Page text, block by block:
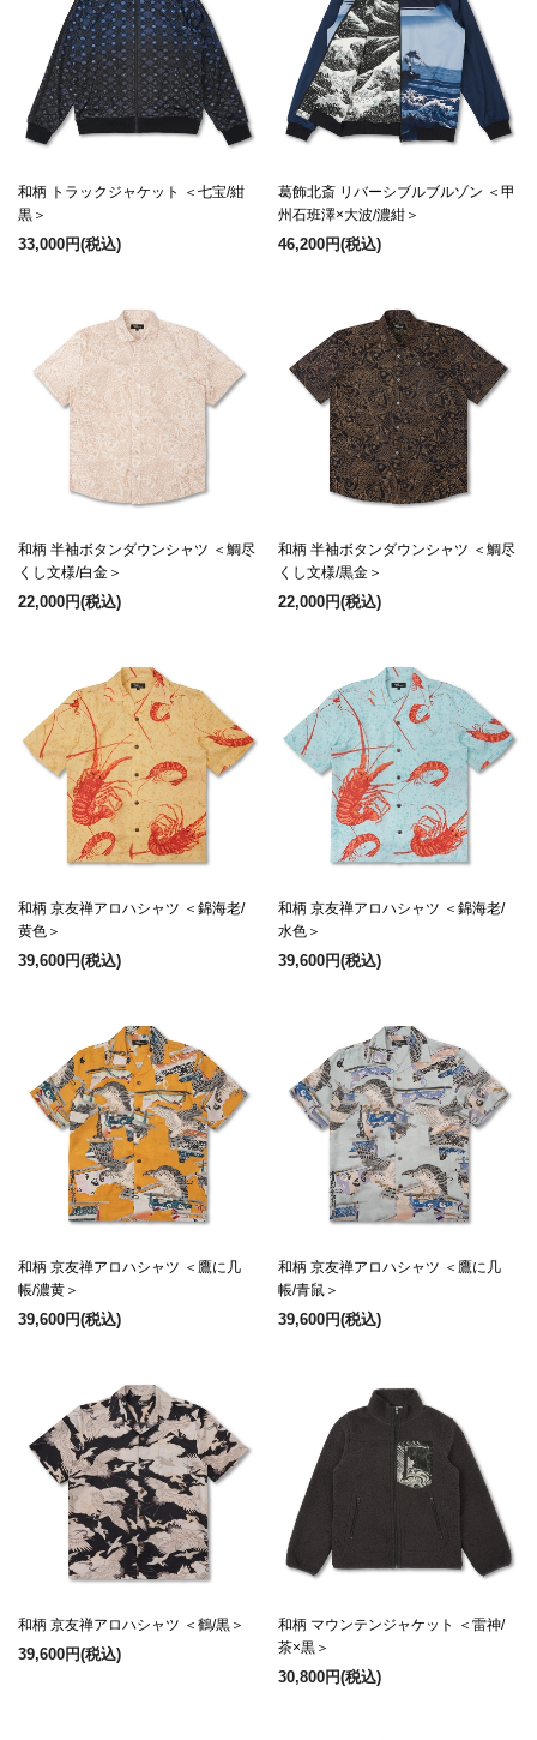
和柄 トラックジャケット ＜七宝/紺
黒＞
33,000円(税込)
葛飾北斎 リバーシブルブルゾン ＜甲
州石班澤×大波/濃紺＞
46,200円(税込)
和柄 半袖ボタンダウンシャツ ＜鯛尽
くし文様/白金＞
22,000円(税込)
和柄 半袖ボタンダウンシャツ ＜鯛尽
くし文様/黒金＞
22,000円(税込)
和柄 京友禅アロハシャツ ＜錦海老/
黄色＞
39,600円(税込)
和柄 京友禅アロハシャツ ＜錦海老/
水色＞
39,600円(税込)
和柄 京友禅アロハシャツ ＜鷹に几
帳/濃黄＞
39,600円(税込)
和柄 京友禅アロハシャツ ＜鷹に几
帳/青鼠＞
39,600円(税込)
和柄 京友禅アロハシャツ ＜鶴/黒＞
39,600円(税込)
和柄 マウンテンジャケット ＜雷神/
茶×黒＞
30,800円(税込)